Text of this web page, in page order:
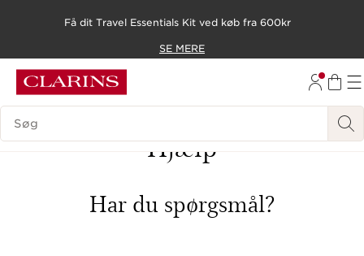
HOP TIL INDHOLD
GÅ TIL BUND
Få dit Travel Essentials Kit ved køb fra 600kr
SE MERE
SØGEVINDUE
Hjælp
Har du spørgsmål?